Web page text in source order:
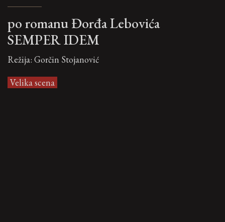
po romanu Đorđa Lebovića
SEMPER IDEM
Režija: Gorčin Stojanović
Velika scena